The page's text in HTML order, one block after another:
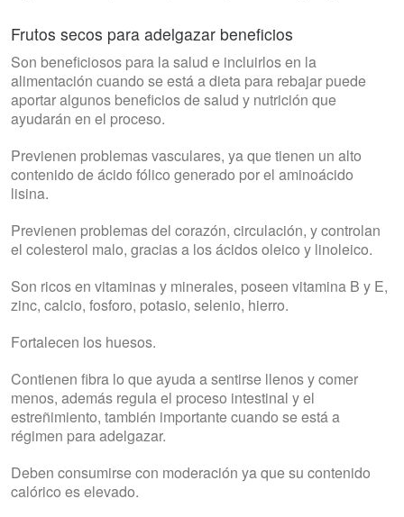
Frutos secos para adelgazar beneficios
Son beneficiosos para la salud e incluirlos en la
alimentación cuando se está a dieta para rebajar puede
aportar algunos beneficios de salud y nutrición que
ayudarán en el proceso.
Previenen problemas vasculares, ya que tienen un alto
contenido de ácido fólico generado por el aminoácido
lisina.
Previenen problemas del corazón, circulación, y controlan
el colesterol malo, gracias a los ácidos oleico y linoleico.
Son ricos en vitaminas y minerales, poseen vitamina B y E,
zinc, calcio, fosforo, potasio, selenio, hierro.
Fortalecen los huesos.
Contienen fibra lo que ayuda a sentirse llenos y comer
menos, además regula el proceso intestinal y el
estreñimiento, también importante cuando se está a
régimen para adelgazar.
Deben consumirse con moderación ya que su contenido
calórico es elevado.